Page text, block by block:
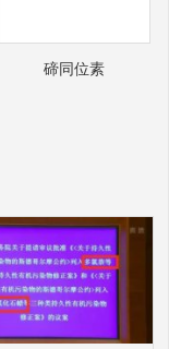
碲同位素